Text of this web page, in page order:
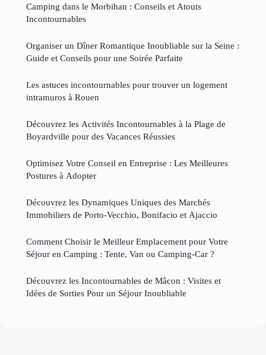
Camping dans le Morbihan : Conseils et Atouts
Incontournables
Organiser un Dîner Romantique Inoubliable sur la Seine :
Guide et Conseils pour une Soirée Parfaite
Les astuces incontournables pour trouver un logement
intramuros à Rouen
Découvrez les Activités Incontournables à la Plage de
Boyardville pour des Vacances Réussies
Optimisez Votre Conseil en Entreprise : Les Meilleures
Postures à Adopter
Découvrez les Dynamiques Uniques des Marchés
Immobiliers de Porto-Vecchio, Bonifacio et Ajaccio
Comment Choisir le Meilleur Emplacement pour Votre
Séjour en Camping : Tente, Van ou Camping-Car ?
Découvrez les Incontournables de Mâcon : Visites et
Idées de Sorties Pour un Séjour Inoubliable